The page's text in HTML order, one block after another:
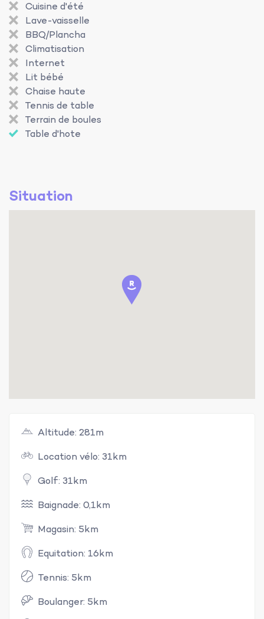
Cuisine d'été
Lave-vaisselle
BBQ/Plancha
Climatisation
Internet
Lit bébé
Chaise haute
Tennis de table
Terrain de boules
Table d'hote
Situation
Altitude: 281m
Location vélo: 31km
Golf: 31km
Baignade: 0,1km
Magasin: 5km
Equitation: 16km
Tennis: 5km
Boulanger: 5km